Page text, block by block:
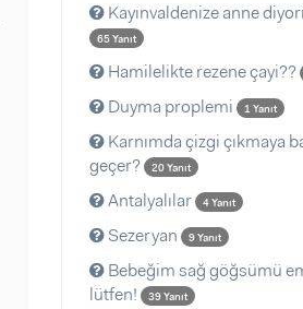
Kayınvaldenize anne
65 Yanıt
Hamilelikte rezene çayi??
Duyma proplemi 1 Yanıt
Karnımda çizgi çıkmaya
geçer?
20 Yanıt
Antalyalılar 4 Yanıt
Sezeryan 9 Yanıt
Bebeğim sağ göğsümü
lütfen!
39 Yanıt